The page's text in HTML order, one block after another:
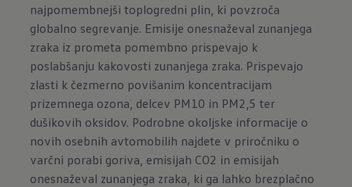
najpomembnejši toplogredni plin, ki povzroča
globalno segrevanje. Emisije onesnaževal zunanjega
zraka iz prometa pomembno prispevajo k
poslabšanju kakovosti zunanjega zraka. Prispevajo
zlasti k čezmerno povišanim koncentracijam
prizemnega ozona, delcev PM10 in PM2,5 ter
dušikovih oksidov. Podrobne okoljske informacije o
novih osebnih avtomobilih najdete v priročniku o
varčni porabi goriva, emisijah CO2 in emisijah
onesnaževal zunanjega zraka, ki ga lahko brezplačno